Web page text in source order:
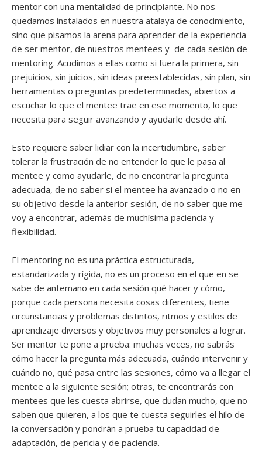
mentor con una mentalidad de principiante. No nos
quedamos instalados en nuestra atalaya de conocimiento,
sino que pisamos la arena para aprender de la experiencia
de ser mentor, de nuestros mentees y de cada sesión de
mentoring. Acudimos a ellas como si fuera la primera, sin
prejuicios, sin juicios, sin ideas preestablecidas, sin plan, sin
herramientas o preguntas predeterminadas, abiertos a
escuchar lo que el mentee trae en ese momento, lo que
necesita para seguir avanzando y ayudarle desde ahí.
Esto requiere saber lidiar con la incertidumbre, saber
tolerar la frustración de no entender lo que le pasa al
mentee y como ayudarle, de no encontrar la pregunta
adecuada, de no saber si el mentee ha avanzado o no en
su objetivo desde la anterior sesión, de no saber que me
voy a encontrar, además de muchísima paciencia y
flexibilidad.
El mentoring no es una práctica estructurada,
estandarizada y rígida, no es un proceso en el que en se
sabe de antemano en cada sesión qué hacer y cómo,
porque cada persona necesita cosas diferentes, tiene
circunstancias y problemas distintos, ritmos y estilos de
aprendizaje diversos y objetivos muy personales a lograr.
Ser mentor te pone a prueba: muchas veces, no sabrás
cómo hacer la pregunta más adecuada, cuándo intervenir y
cuándo no, qué pasa entre las sesiones, cómo va a llegar el
mentee a la siguiente sesión; otras, te encontrarás con
mentees que les cuesta abrirse, que dudan mucho, que no
saben que quieren, a los que te cuesta seguirles el hilo de
la conversación y pondrán a prueba tu capacidad de
adaptación, de pericia y de paciencia.